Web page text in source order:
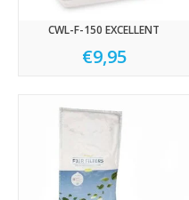
CWL-F-150 EXCELLENT
€9,95